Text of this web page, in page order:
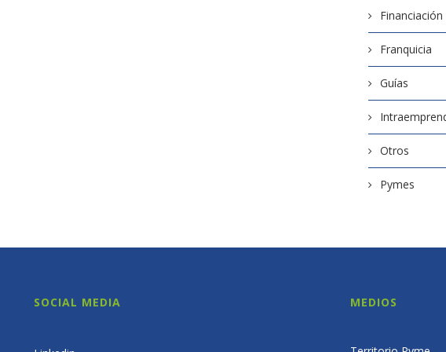
Financiación
Franquicia
Guías
Otros
Pymes
SOCIAL MEDIA MEDIOS